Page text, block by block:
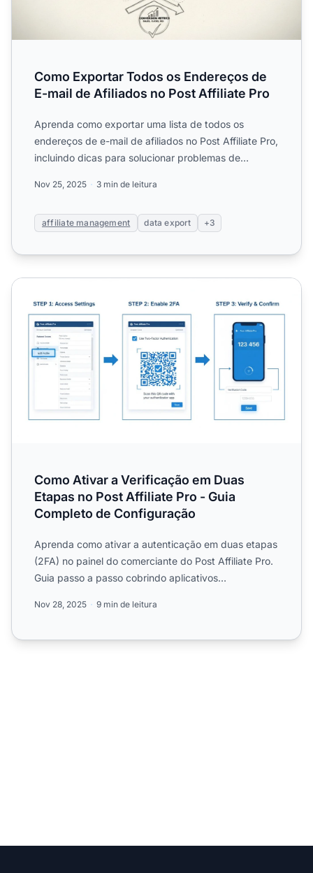
Como Exportar Todos os Endereços de
E-mail de Afiliados no Post Affiliate Pro
Aprenda como exportar uma lista de todos os
endereços de e-mail de afiliados no Post Affiliate Pro,
incluindo dicas para solucionar problemas de
Nov 25, 2025 3 min de leitura
affiliate management data export +3
Como Ativar a Verificação em Duas Etapas no Post
Como Ativar a Verificação em Duas
Etapas no Post Affiliate Pro - Guia
Completo de Configuração
Aprenda como ativar a autenticação em duas etapas
(2FA) no painel do comerciante do Post Affiliate Pro.
Guia passo a passo cobrindo aplicativos
Nov 28, 2025 9 min de leitura